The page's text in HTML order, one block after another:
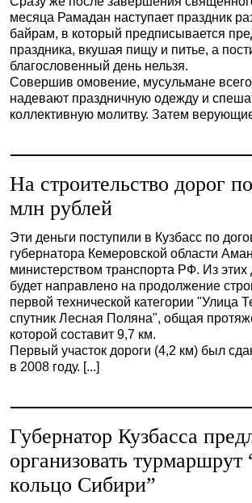
месяца Рамадан наступает праздник
байрам, в который предписывается
праздника, вкушая пищу и питье, а
благословенный день нельзя.
Совершив омовение, мусульмане
надевают праздничную одежду и
коллективную молитву. Затем
На строительство дорог
млн рублей
Эти деньги поступили в Кузбасс по
губернатора Кемеровской области
министерством транспорта РФ. Из
будет направлено на продолжение
первой технической категории "Улица
спутник Лесная Поляна", общая
которой составит 9,7 км.
Первый участок дороги (4,2 км) был
в 2008 году. [...]
Губернатор Кузбасса
организовать турмаршрут
кольцо Сибири”